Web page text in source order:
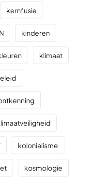
kernfusie
kinderen
klimaat
kolonialisme
kosmologie